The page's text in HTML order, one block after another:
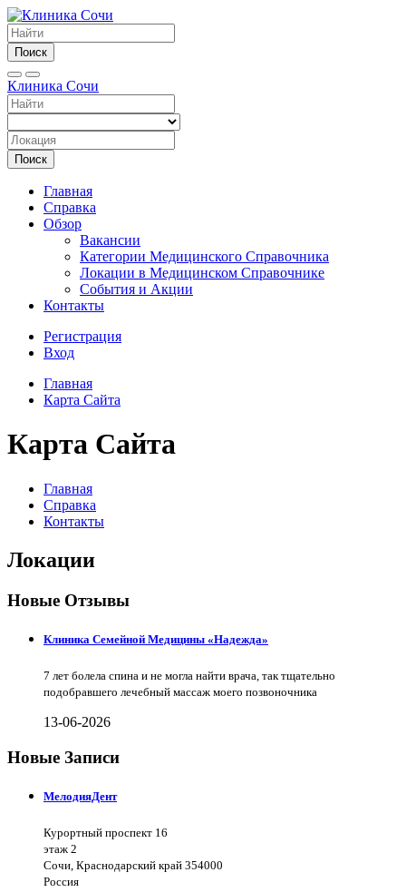
Поиск
Клиника Сочи
Поиск
Главная
Справка
Обзор
Вакансии
Категории Медицинского Справочника
Локации в Медицинском Справочнике
События и Акции
Контакты
Регистрация
Вход
Главная
Карта Сайта
Карта Сайта
Главная
Справка
Контакты
Локации
Новые Отзывы
Клиника Семейной Медицины «Надежда»
7 лет болела спина и не могла найти врача, так тщательно
подобравшего лечебный массаж моего позвоночника
13-06-2026
Новые Записи
МелодияДент
Курортный проспект 16
этаж 2
Сочи, Краснодарский край 354000
Россия